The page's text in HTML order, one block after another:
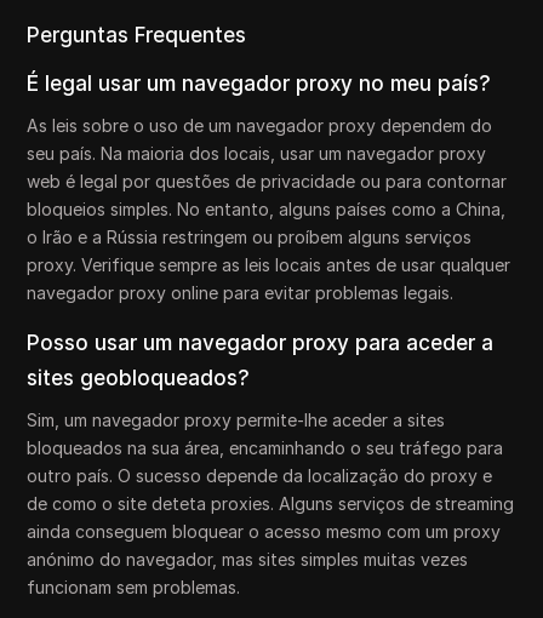
Perguntas Frequentes
É legal usar um navegador proxy no meu país?
As leis sobre o uso de um navegador proxy dependem do
seu país. Na maioria dos locais, usar um navegador proxy
web é legal por questões de privacidade ou para contornar
bloqueios simples. No entanto, alguns países como a China,
o Irão e a Rússia restringem ou proíbem alguns serviços
proxy. Verifique sempre as leis locais antes de usar qualquer
navegador proxy online para evitar problemas legais.
Posso usar um navegador proxy para aceder a
sites geobloqueados?
Sim, um navegador proxy permite-lhe aceder a sites
bloqueados na sua área, encaminhando o seu tráfego para
outro país. O sucesso depende da localização do proxy e
de como o site deteta proxies. Alguns serviços de streaming
ainda conseguem bloquear o acesso mesmo com um proxy
anónimo do navegador, mas sites simples muitas vezes
funcionam sem problemas.